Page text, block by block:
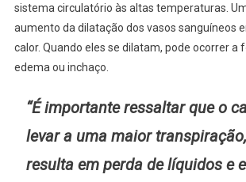
sistema circulatório às altas temperaturas.
aumento da dilatação dos vasos sanguíneos
calor. Quando eles se dilatam, pode ocorrer a
edema ou inchaço.
“É importante ressaltar que o
levar a uma maior
resulta em perda de líquidos e